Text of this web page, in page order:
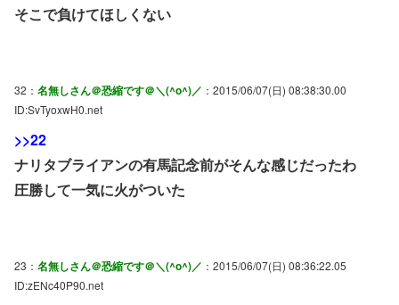
そこで負けてほしくない
32： 名無しさん＠恐縮です＠＼(^o^)／ ：2015/06/07(日) 08:38:30.00
ID:SvTyoxwH0.net
>>22
ナリタブライアンの有馬記念前がそんな感じだったわ
圧勝して一気に火がついた
23： 名無しさん＠恐縮です＠＼(^o^)／ ：2015/06/07(日) 08:36:22.05
ID:zENc40P90.net